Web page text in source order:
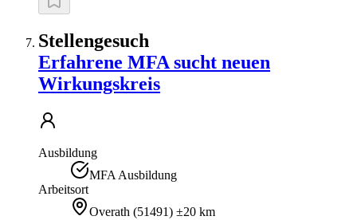
Stellengesuch
Erfahrene MFA sucht neuen
Wirkungskreis
Ausbildung
MFA Ausbildung
Arbeitsort
Overath (51491) ±20 km